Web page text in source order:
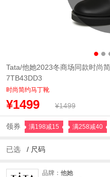
Tata/他她2023冬商场同款时尚
7TB43DD3
时尚简约马丁靴
¥1499 ¥1499
领券 满198减15 满258减40
已选 / 尺码
品牌： 他她